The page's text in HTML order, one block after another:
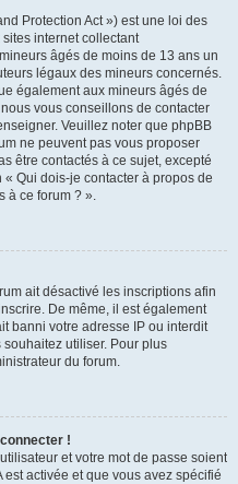
Protection Act ») est une loi des
internet collectant
âgés de moins de 13 ans un
légaux des mineurs concernés.
également aux mineurs âgés de
vous conseillons de contacter
Veuillez noter que phpBB
ne peuvent pas vous proposer
être contactés à ce sujet, excepté
« Qui dois-je contacter à propos de
à ce forum ? ».
ait désactivé les inscriptions afin
De même, il est également
banni votre adresse IP ou interdit
souhaitez utiliser. Pour plus
du forum.
!
et votre mot de passe soient
activée et que vous avez spécifié